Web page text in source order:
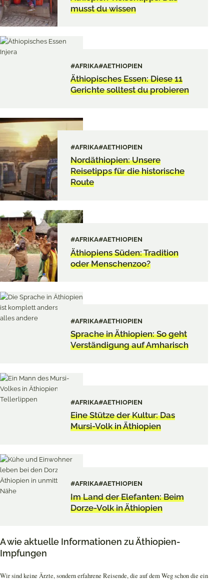
musst du wissen
#AFRIKA#AETHIOPIEN
Äthiopisches Essen: Diese 11
Gerichte solltest du probieren
#AFRIKA#AETHIOPIEN
Nordäthiopien: Unsere
Reisetipps für die historische
Route
#AFRIKA#AETHIOPIEN
Äthiopiens Süden: Tradition
oder Menschenzoo?
#AFRIKA#AETHIOPIEN
Sprache in Äthiopien: So geht
Verständigung auf Amharisch
#AFRIKA#AETHIOPIEN
Eine Stütze der Kultur: Das
Mursi-Volk in Äthiopien
#AFRIKA#AETHIOPIEN
Im Land der Elefanten: Beim
Dorze-Volk in Äthiopien
A wie aktuelle Informationen zu Äthiopien-
Impfungen
Wir sind keine Ärzte, sondern erfahrene Reisende, die auf dem Weg schon die ein